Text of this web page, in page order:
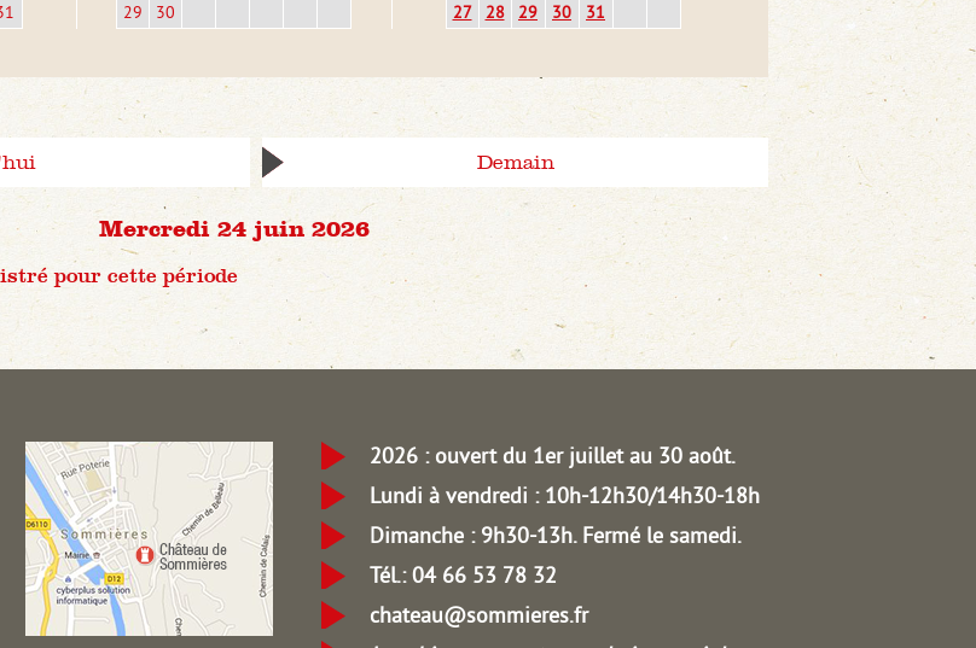
29
30
27
28 29 30 31
Demain
Mercredi 24 juin 2026
pour cette période
2026 : ouvert du 1er juillet au 30 août.
Lundi à vendredi : 10h-12h30/14h30-18h
Dimanche : 9h30-13h. Fermé le samedi.
Tél.: 04 66 53 78 32
chateau@sommieres.fr